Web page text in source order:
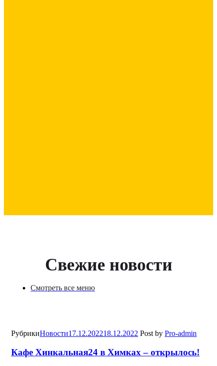
Свежие новости
Смотреть все меню
РубрикиНовости17.12.202218.12.2022 Post by Pro-admin
Кафе Хинкальная24 в Химках – открылось!